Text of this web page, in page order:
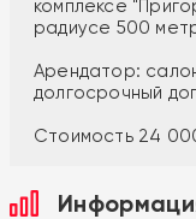
комплексе
радиусе 500
Арендатор:
долгосрочный
Стоимость 24